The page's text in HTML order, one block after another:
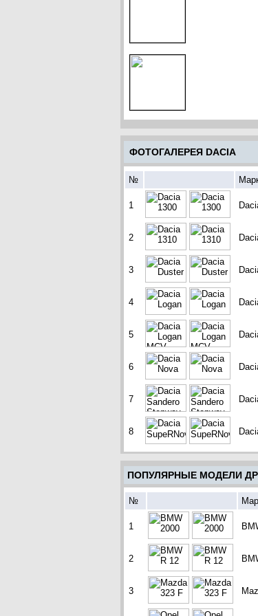
ФОТОГАЛЕРЕЯ DACIA
№
1
2
3
4
5
6
7
8
ПОПУЛЯРНЫЕ МОДЕЛИ
№
1
2
3